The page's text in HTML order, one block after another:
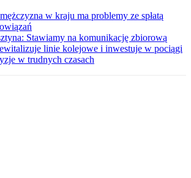
w kraju ma problemy ze spłatą
Stawiamy na komunikację zbiorową
linie kolejowe i inwestuje w pociągi
w trudnych czasach